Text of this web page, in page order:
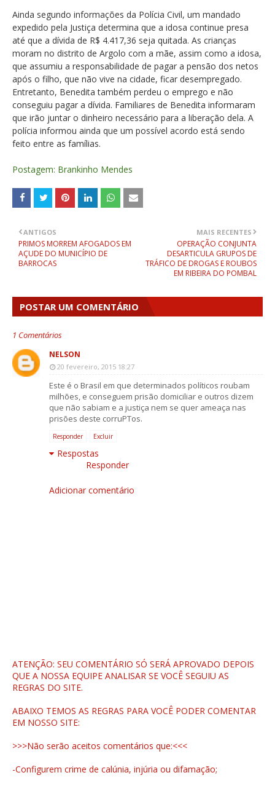
Ainda segundo informações da Polícia Civil, um mandado
expedido pela Justiça determina que a idosa continue presa
até que a dívida de R$ 4.417,36 seja quitada. As crianças
moram no distrito de Argolo com a mãe, assim como a idosa,
que assumiu a responsabilidade de pagar a pensão dos netos
após o filho, que não vive na cidade, ficar desempregado.
Entretanto, Benedita também perdeu o emprego e não
conseguiu pagar a dívida. Familiares de Benedita informaram
que irão juntar o dinheiro necessário para a liberação dela. A
polícia informou ainda que um possível acordo está sendo
feito entre as famílias.
Postagem: Brankinho Mendes
MAIS RECENTES
OPERAÇÃO CONJUNTA
DESARTICULA GRUPOS DE
TRÁFICO DE DROGAS E ROUBOS
EM RIBEIRA DO POMBAL
ANTIGOS
PRIMOS MORREM AFOGADOS EM
AÇUDE DO MUNICÍPIO DE
BARROCAS
POSTAR UM COMENTÁRIO
1 Comentários
NELSON
20 fevereiro, 2015 18:27
Este é o Brasil em que determinados políticos roubam
milhões, e conseguem prisão domiciliar e outros dizem
que não sabiam e a justiça nem se quer ameaça nas
prisões deste corruPTos.
Responder Excluir
Respostas
Responder
Adicionar comentário
ATENÇÃO: SEU COMENTÁRIO SÓ SERÁ APROVADO DEPOIS
QUE A NOSSA EQUIPE ANALISAR SE VOCÊ SEGUIU AS
REGRAS DO SITE.
ABAIXO TEMOS AS REGRAS PARA VOCÊ PODER COMENTAR
EM NOSSO SITE:
>>>Não serão aceitos comentários que:<<<
-Configurem crime de calúnia, injúria ou difamação;